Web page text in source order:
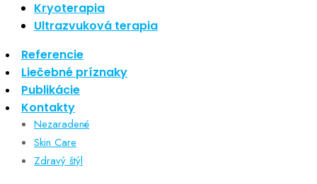
Kryoterapia
Ultrazvuková terapia
Referencie
Liečebné príznaky
Publikácie
Kontakty
september 2021
august 2020
Kategórie
Nezaradené
Skin Care
Zdravý štýl